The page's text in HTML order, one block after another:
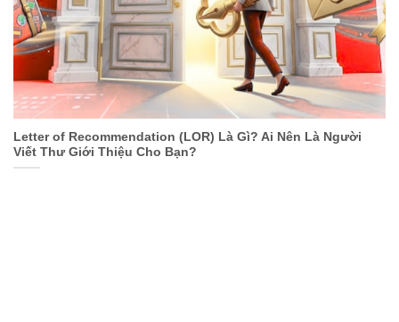
Letter of Recommendation (LOR) Là Gì? Ai Nên Là Người
Viết Thư Giới Thiệu Cho Bạn?